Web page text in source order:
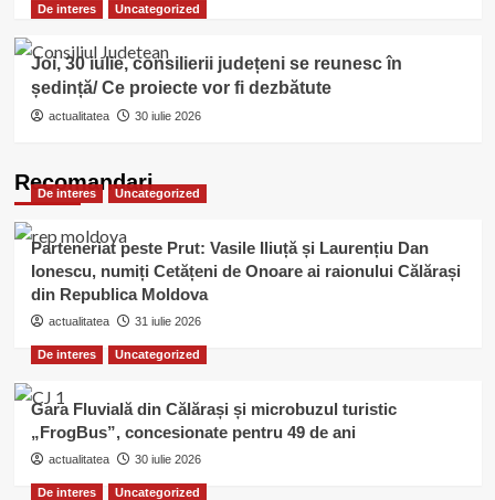
De interes
Uncategorized
Joi, 30 iulie, consilierii județeni se reunesc în
ședință/ Ce proiecte vor fi dezbătute
actualitatea 30 iulie 2026
Recomandari
De interes Uncategorized
Parteneriat peste Prut: Vasile Iliuță și Laurențiu Dan
Ionescu, numiți Cetățeni de Onoare ai raionului Călărași
din Republica Moldova
actualitatea 31 iulie 2026
De interes Uncategorized
Gara Fluvială din Călărași și microbuzul turistic
„FrogBus”, concesionate pentru 49 de ani
actualitatea 30 iulie 2026
De interes Uncategorized